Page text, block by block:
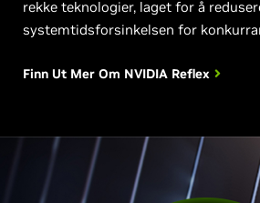
rekke teknologier, laget for å
systemtidsforsinkelsen for
Finn Ut Mer Om NVIDIA Reflex